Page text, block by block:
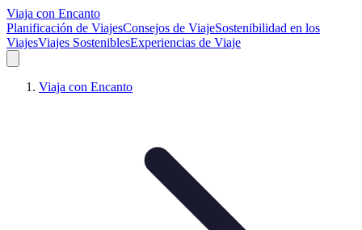
Viaja con Encanto
Planificación de ViajesConsejos de ViajeSostenibilidad en los
ViajesViajes SosteniblesExperiencias de Viaje
Viaja con Encanto